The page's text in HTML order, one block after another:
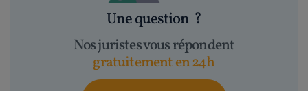
Une question ?
Nos juristes vous répondent
gratuitement en 24h